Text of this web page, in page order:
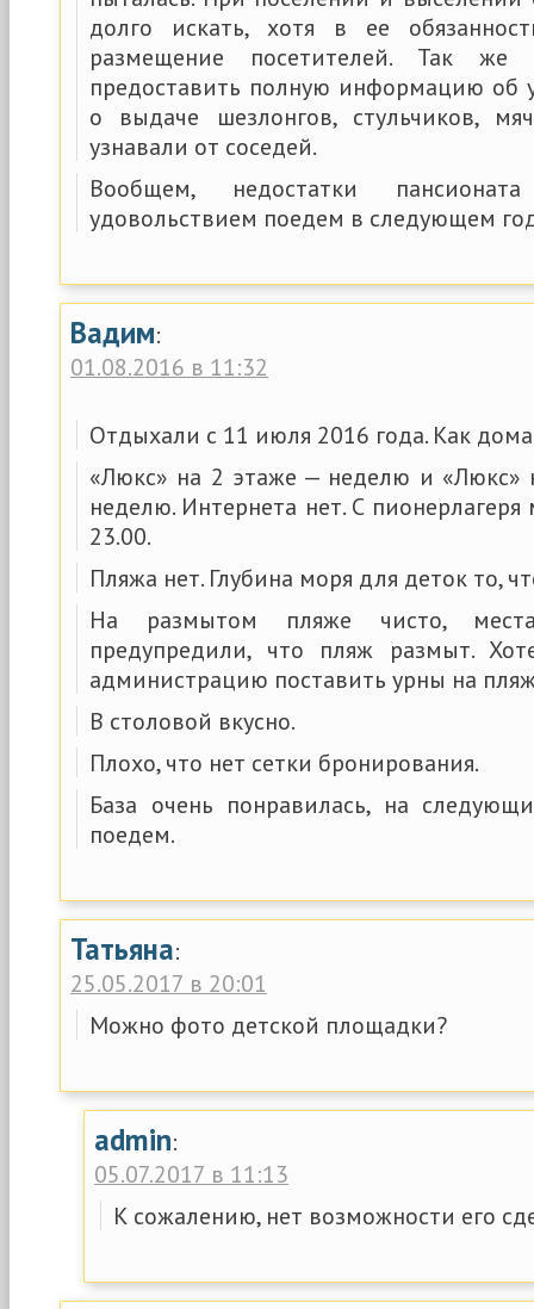
долго искать, хотя в ее
размещение посетителей. Так
предоставить полную информацию об
о выдаче шезлонгов, стульчиков,
узнавали от соседей.
Вообщем, недостатки
удовольствием поедем в следующем
Вадим:
01.08.2016 в 11:32
Отдыхали с 11 июля 2016 года. Как
«Люкс» на 2 этаже — неделю и
неделю. Интернета нет. С
23.00.
Пляжа нет. Глубина моря для деток то,
На размытом пляже чисто,
предупредили, что пляж размыт.
администрацию поставить урны на
В столовой вкусно.
Плохо, что нет сетки бронирования.
База очень понравилась, на
поедем.
Татьяна:
25.05.2017 в 20:01
Можно фото детской площадки?
admin:
05.07.2017 в 11:13
К сожалению, нет возможности его